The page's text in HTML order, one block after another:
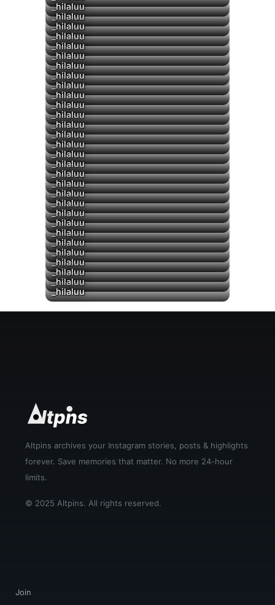
_hilaluu
_hilaluu
_hilaluu
_hilaluu
_hilaluu
_hilaluu
_hilaluu
_hilaluu
_hilaluu
_hilaluu
_hilaluu
_hilaluu
_hilaluu
_hilaluu
_hilaluu
_hilaluu
_hilaluu
▶
_hilaluu
_hilaluu
_hilaluu
_hilaluu
_hilaluu
_hilaluu
_hilaluu
_hilaluu
_hilaluu
_hilaluu
_hilaluu
_hilaluu
_hilaluu
Altpins archives your Instagram stories, posts & highlights
forever. Save memories that matter. No more 24-hour
limits.
© 2025 Altpins. All rights reserved.
Join